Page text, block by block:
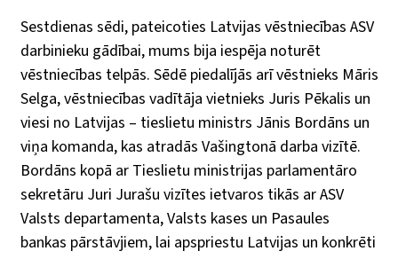
Sestdienas sēdi, pateicoties Latvijas vēstniecības ASV
darbinieku gādībai, mums bija iespēja noturēt
vēstniecības telpās. Sēdē piedalījās arī vēstnieks Māris
Selga, vēstniecības vadītāja vietnieks Juris Pēkalis un
viesi no Latvijas – tieslietu ministrs Jānis Bordāns un
viņa komanda, kas atradās Vašingtonā darba vizītē.
Bordāns kopā ar Tieslietu ministrijas parlamentāro
sekretāru Juri Jurašu vizītes ietvaros tikās ar ASV
Valsts departamenta, Valsts kases un Pasaules
bankas pārstāvjiem, lai apspriestu Latvijas un konkrēti